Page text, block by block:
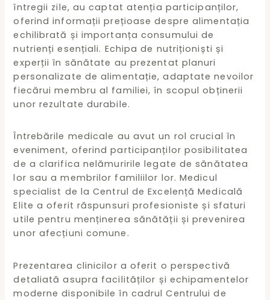
întregii zile, au captat atenția participanților,
oferind informații prețioase despre alimentația
echilibrată și importanța consumului de
nutrienți esențiali. Echipa de nutriționiști și
experții în sănătate au prezentat planuri
personalizate de alimentație, adaptate nevoilor
fiecărui membru al familiei, în scopul obținerii
unor rezultate durabile.
Întrebările medicale au avut un rol crucial în
eveniment, oferind participanților posibilitatea
de a clarifica nelămuririle legate de sănătatea
lor sau a membrilor familiilor lor. Medicul
specialist de la Centrul de Excelență Medicală
Elite a oferit răspunsuri profesioniste și sfaturi
utile pentru menținerea sănătății și prevenirea
unor afecțiuni comune.
Prezentarea clinicilor a oferit o perspectivă
detaliată asupra facilităților și echipamentelor
moderne disponibile în cadrul Centrului de